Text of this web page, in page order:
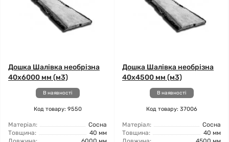
Дошка Шалівка необрізна
40x6000 мм (м3)
В наявності
Код товару: 9550
Матеріал:
Сосна
Товщина:
40 мм
Дошка Шалівка необрізна
40x4500 мм (м3)
В наявності
Код товару: 37006
Матеріал:
Сосна
Товщина:
40 мм